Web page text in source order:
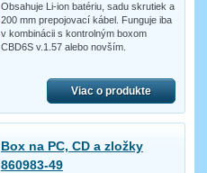
Obsahuje Li-ion batériu, sadu skrutiek a
200 mm prepojovací kábel. Funguje iba
v kombinácii s kontrolným boxom
CBD6S v.1.57 alebo novším.
Viac o produkte
Box na PC, CD a zložky
860983-49